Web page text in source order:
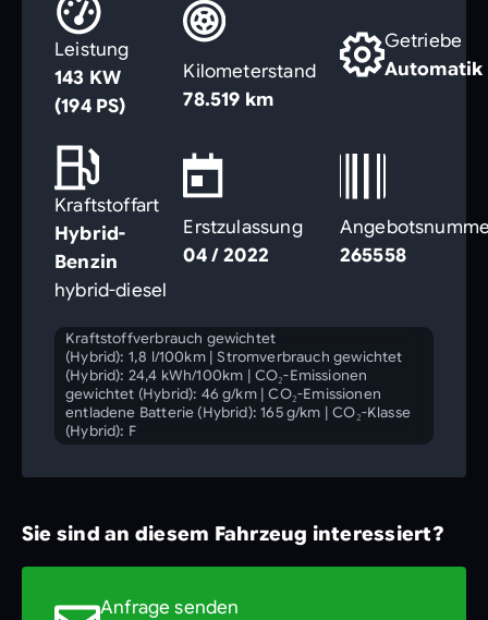
Leistung
143 KW
(194 PS)
Kilometerstand
78.519 km
Getriebe
Automatik
Kraftstoffart
Hybrid-
Benzin
Erstzulassung
04 / 2022
265558
hybrid-diesel
Kraftstoffverbrauch gewichtet
(Hybrid): 1,8 l/100km|Stromverbrauch gewichtet
(Hybrid): 24,4 kWh/100km | CO₂-Emissionen
gewichtet (Hybrid): 46 g/km|CO₂-Emissionen
entladene Batterie (Hybrid): 165 g/km |CO₂-Klasse
(Hybrid): F
Sie sind an diesem Fahrzeug interessiert?
Anfrage senden